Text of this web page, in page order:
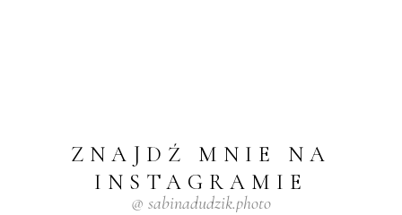
ZNAJDŹ MNIE
NA
INSTAGRAMIE
@ sabinadudzik.photo